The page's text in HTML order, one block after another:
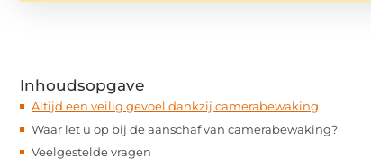
Inhoudsopgave
Altijd een veilig gevoel dankzij camerabewaking
Waar let u op bij de aanschaf van camerabewaking?
Veelgestelde vragen